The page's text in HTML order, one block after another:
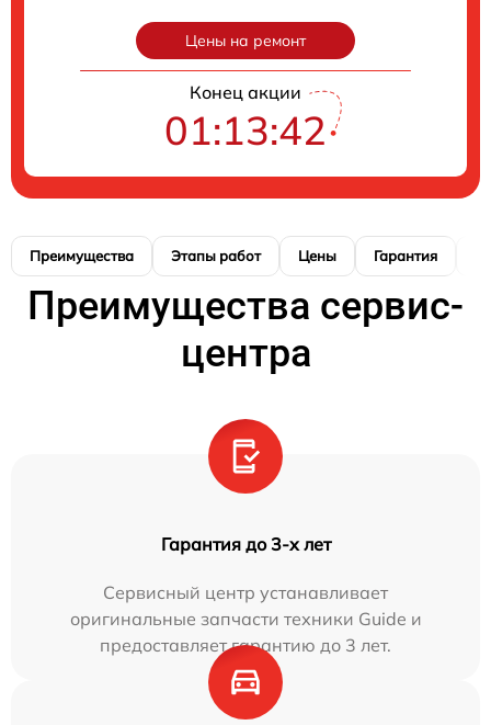
Цены на ремонт
Конец акции
01:13:42
Преимущества Этапы работ Цены Гарантия
Преимущества сервис-
центра
Гарантия до 3-х лет
Сервисный центр устанавливает
оригинальные запчасти техники Guide и
предоставляет гарантию до 3 лет.